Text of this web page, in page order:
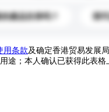
產品目录吗？ 我
用条款及确定香港贸易发展
途；本人确认已获得此表